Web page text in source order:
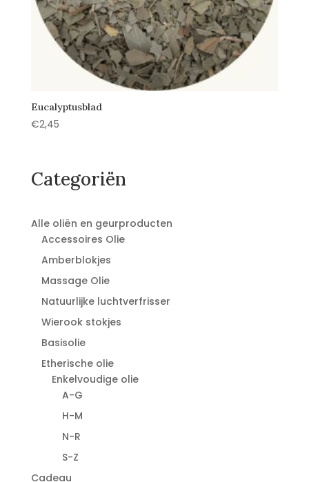
Eucalyptusblad
€2,45
Categoriën
Alle oliën en geurproducten
Accessoires Olie
Amberblokjes
Massage Olie
Natuurlijke luchtverfrisser
Wierook stokjes
Basisolie
Etherische olie
Enkelvoudige olie
A-G
H-M
N-R
S-Z
Cadeau